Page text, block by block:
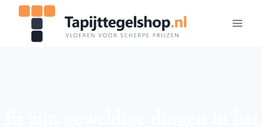
Doorgaan
inhoud